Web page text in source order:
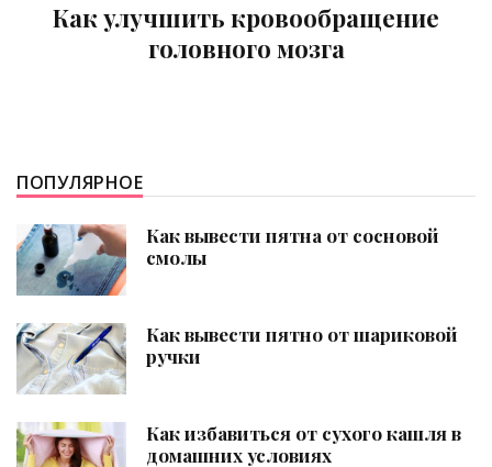
Как убрать горечь во рту: способы
лечения
ПОПУЛЯРНОЕ
Как вывести пятна от сосновой
смолы
Как вывести пятно от шариковой
ручки
Как избавиться от сухого кашля в
домашних условиях